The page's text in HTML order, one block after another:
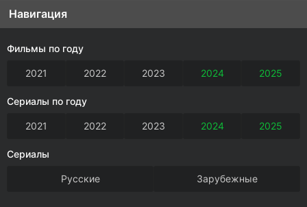
Навигация
Фильмы по году
2021 2022 2023 2024 2025
Сериалы по году
2021 2022 2023 2024 2025
Сериалы
Русские Зарубежные